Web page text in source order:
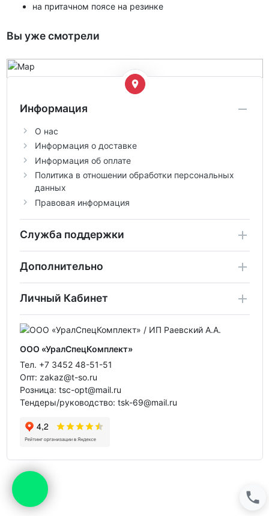
на притачном поясе на резинке
Вы уже смотрели
Информация
О нас
Информация о доставке
Информация об оплате
Политика в отношении обработки персональных
данных
Правовая информация
Служба поддержки
Дополнительно
Личный Кабинет
ООО «УралСпецКомплект»
Тел. +7 3452 48-51-51
Опт: zakaz@t-so.ru
Розница: tsc-opt@mail.ru
Тендеры/руководство: tsk-69@mail.ru